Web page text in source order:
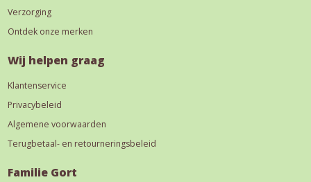
Verzorging
Ontdek onze merken
Wij helpen graag
Klantenservice
Privacybeleid
Algemene voorwaarden
Terugbetaal- en retourneringsbeleid
Familie Gort